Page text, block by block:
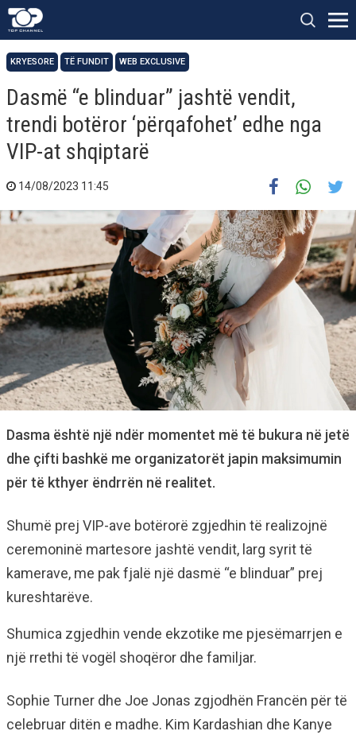
KRYESORE TË FUNDIT WEB EXCLUSIVE
Dasmë “e blinduar” jashtë vendit,
trendi botëror ‘përqafohet’ edhe nga
VIP-at shqiptarë
14/08/2023 11:45
Dasma është një ndër momentet më të bukura në jetë
dhe çifti bashkë me organizatorët japin maksimumin
për të kthyer ëndrrën në realitet.
Shumë prej VIP-ave botërorë zgjedhin të realizojnë
ceremoninë martesore jashtë vendit, larg syrit të
kamerave, me pak fjalë një dasmë “e blinduar” prej
kureshtarëve.
Shumica zgjedhin vende ekzotike me pjesëmarrjen e
një rrethi të vogël shoqëror dhe familjar.
Sophie Turner dhe Joe Jonas zgjodhën Francën për të
celebruar ditën e madhe. Kim Kardashian dhe Kanye